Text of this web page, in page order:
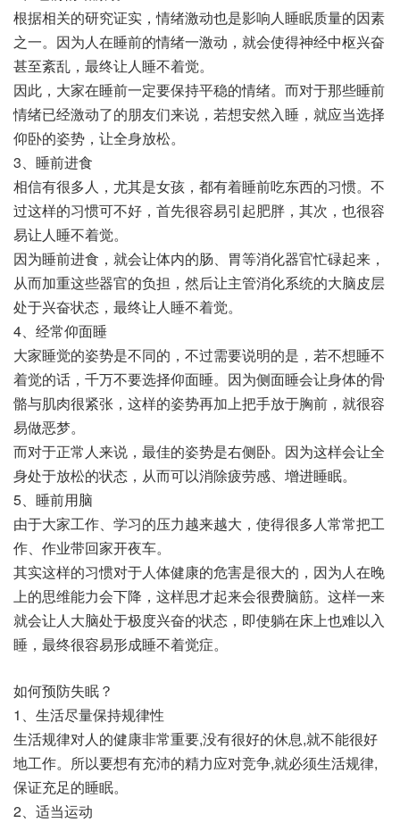
根据相关的研究证实，情绪激动也是影响人睡眠质量的因素
之一。因为人在睡前的情绪一激动，就会使得神经中枢兴奋
甚至紊乱，最终让人睡不着觉。
因此，大家在睡前一定要保持平稳的情绪。而对于那些睡前
情绪已经激动了的朋友们来说，若想安然入睡，就应当选择
仰卧的姿势，让全身放松。
3、睡前进食
相信有很多人，尤其是女孩，都有着睡前吃东西的习惯。不
过这样的习惯可不好，首先很容易引起肥胖，其次，也很容
易让人睡不着觉。
因为睡前进食，就会让体内的肠、胃等消化器官忙碌起来，
从而加重这些器官的负担，然后让主管消化系统的大脑皮层
处于兴奋状态，最终让人睡不着觉。
4、经常仰面睡
大家睡觉的姿势是不同的，不过需要说明的是，若不想睡不
着觉的话，千万不要选择仰面睡。因为侧面睡会让身体的骨
骼与肌肉很紧张，这样的姿势再加上把手放于胸前，就很容
易做恶梦。
而对于正常人来说，最佳的姿势是右侧卧。因为这样会让全
身处于放松的状态，从而可以消除疲劳感、增进睡眠。
5、睡前用脑
由于大家工作、学习的压力越来越大，使得很多人常常把工
作、作业带回家开夜车。
其实这样的习惯对于人体健康的危害是很大的，因为人在晚
上的思维能力会下降，这样思才起来会很费脑筋。这样一来
就会让人大脑处于极度兴奋的状态，即使躺在床上也难以入
睡，最终很容易形成睡不着觉症。
如何预防失眠？
1、生活尽量保持规律性
生活规律对人的健康非常重要,没有很好的休息,就不能很好
地工作。所以要想有充沛的精力应对竞争,就必须生活规律,
保证充足的睡眠。
2、适当运动